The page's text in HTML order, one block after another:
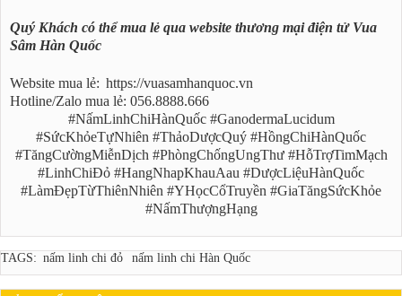
Quý Khách có thể mua lẻ qua website thương mại điện tử Vua
Sâm Hàn Quốc
Website mua lẻ: https://vuasamhanquoc.vn
Hotline/Zalo mua lẻ: 056.8888.666
#NấmLinhChiHànQuốc #GanodermaLucidum
#SứcKhỏeTựNhiên #ThảoDượcQuý #HồngChiHànQuốc
#TăngCườngMiễnDịch #PhòngChốngUngThư #HỗTrợTimMạch
#LinhChiĐỏ #HangNhapKhauAau #DượcLiệuHànQuốc
#LàmĐẹpTừThiênNhiên #YHọcCổTruyền #GiaTăngSứcKhỏe
#NấmThượngHạng
TAGS: nấm linh chi đỏ nấm linh chi Hàn Quốc